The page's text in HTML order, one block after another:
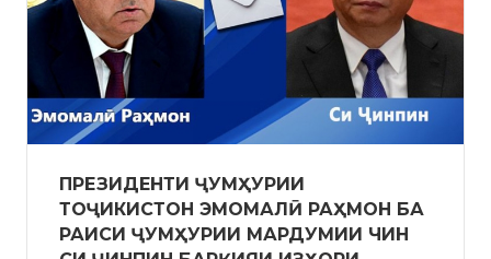
ПРЕЗИДЕНТИ ҶУМҲУРИИ
ТОҶИКИСТОН ЭМОМАЛӢ РАҲМОН БА
РАИСИ ҶУМҲУРИИ МАРДУМИИ ЧИН